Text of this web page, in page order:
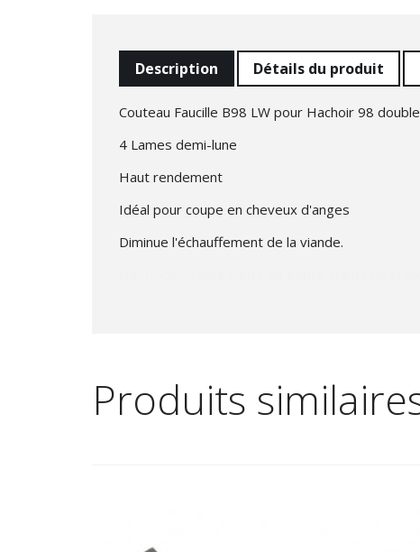
Description Détails du produit
Couteau Faucille B98 LW pour Hachoir 98
4 Lames demi-lune
Haut rendement
Idéal pour coupe en cheveux d'anges
Diminue l'échauffement de la viande.
Produits